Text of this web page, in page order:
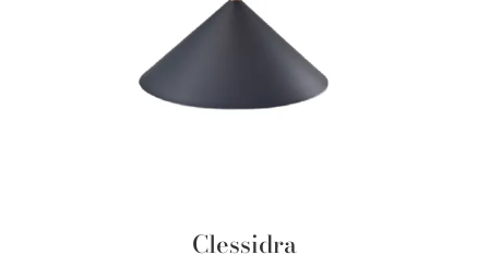
Clessidra